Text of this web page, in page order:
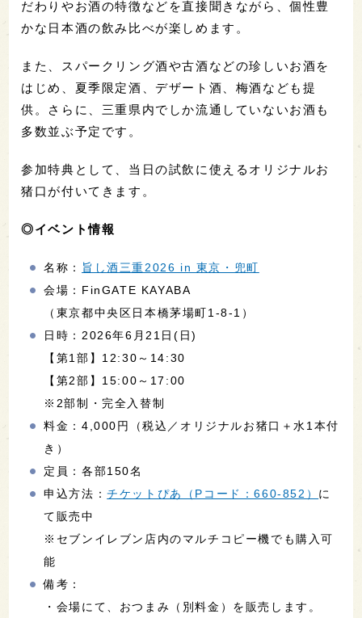
蔵元から話を聞きながら、試飲を楽しむ
「旨し酒三重」は、三重県の日本酒が一堂に会する
当日は、三重県の20蔵・約50種類の日本酒が集結。
20蔵のうち12蔵の蔵元が来場するため、酒造りのこ
だわりやお酒の特徴などを直接聞きながら、個性豊
かな日本酒の飲み比べが楽しめます。
また、スパークリング酒や古酒などの珍しいお酒を
はじめ、夏季限定酒、デザート酒、梅酒なども提
供。さらに、三重県内でしか流通していないお酒も
多数並ぶ予定です。
参加特典として、当日の試飲に使えるオリジナルお
猪口が付いてきます。
◎イベント情報